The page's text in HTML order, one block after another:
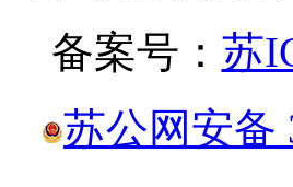
备案号： 苏
苏公网安备